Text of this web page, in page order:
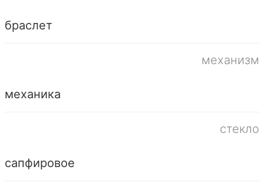
браслет
механизм
механика
стекло
сапфировое